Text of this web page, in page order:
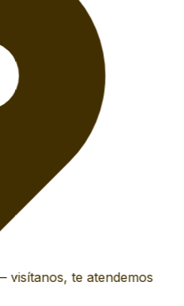
visítanos, te atendemos